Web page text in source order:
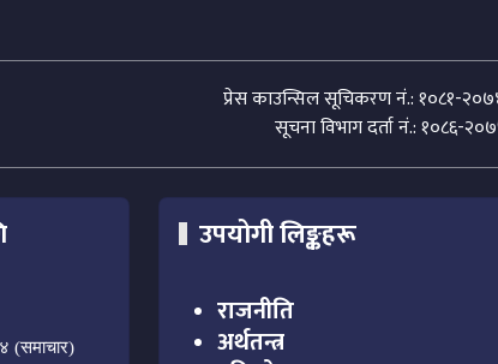
प्रेस काउन्सिल सूचिकरण नं.: १०८१-
सूचना विभाग दर्ता नं.: १०८६-
उपयोगी लिङ्कहरू
राजनीति
अर्थतन्त्र